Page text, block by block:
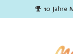
10 Jahre